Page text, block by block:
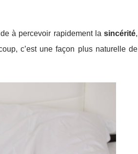
à percevoir rapidement la sincérité,
c’est une façon plus naturelle de